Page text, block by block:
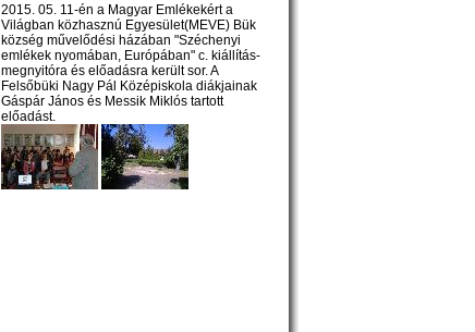
2015. 05. 11-én a Magyar Emlékekért a
Világban közhasznú Egyesület(MEVE) Bük
község művelődési házában "Széchenyi
emlékek nyomában, Európában" c. kiállítás-
megnyitóra és előadásra került sor. A
Felsőbüki Nagy Pál Középiskola diákjainak
Gáspár János és Messik Miklós tartott
előadást.